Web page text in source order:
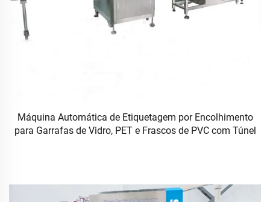
Máquina Automática de Etiquetagem por Encolhimento
para Garrafas de Vidro, PET e Frascos de PVC com Túnel